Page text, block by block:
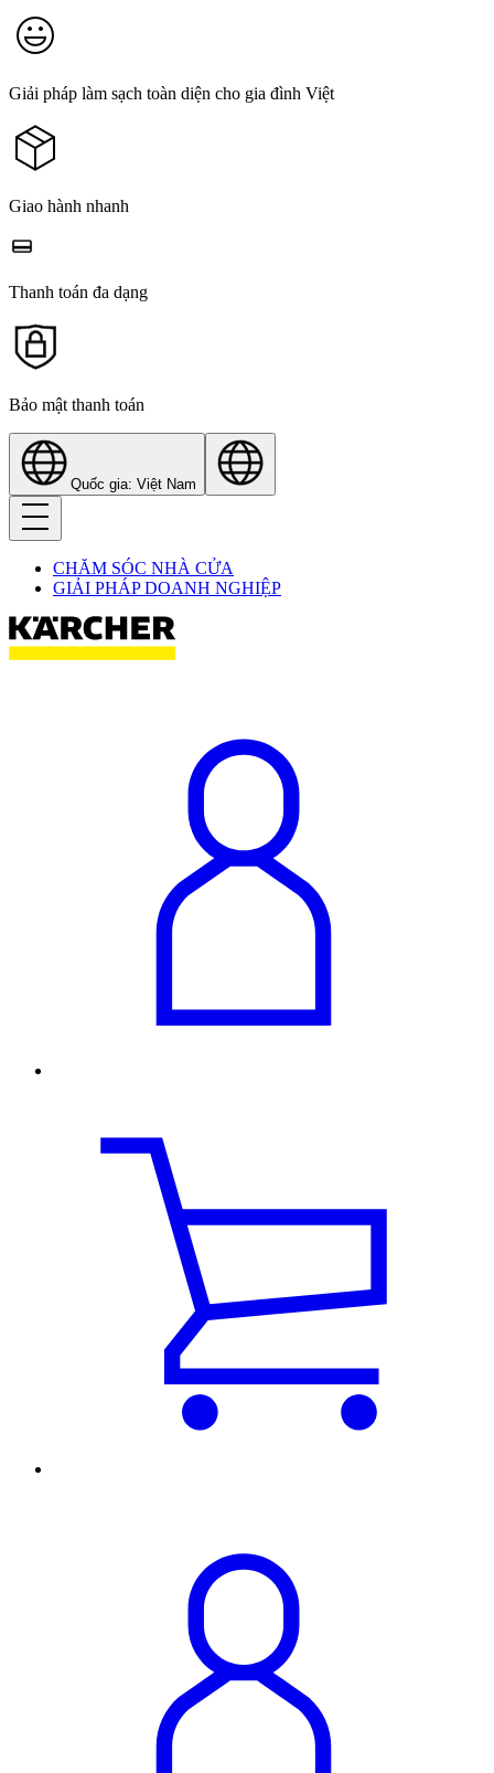
Giải pháp làm sạch toàn diện cho gia đình Việt
Giao hành nhanh
Thanh toán đa dạng
Bảo mật thanh toán
Quốc gia: Việt Nam
CHĂM SÓC NHÀ CỬA
GIẢI PHÁP DOANH NGHIỆP